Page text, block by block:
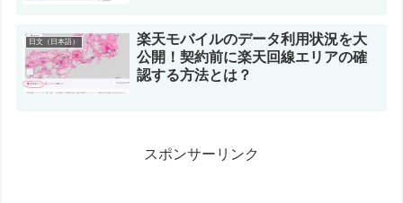
日文（日本語）
楽天モバイルのデータ利用状況を大
公開！契約前に楽天回線エリアの確
認する方法とは？
スポンサーリンク